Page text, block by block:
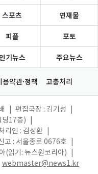
스포츠 연재물
피플 포토
인기뉴스 주요뉴스
용약관·정책 고충처리
편집국장 : 김기성
딩17층)
리인 : 김성환
고 : 서울종로 0676호
(읽기: 뉴스원코리아)
webmaster@news1.kr